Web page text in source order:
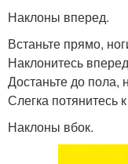
Наклоны вперед.
Встаньте прямо,
Наклонитесь
Достаньте до пола,
Слегка потянитесь
Наклоны вбок.